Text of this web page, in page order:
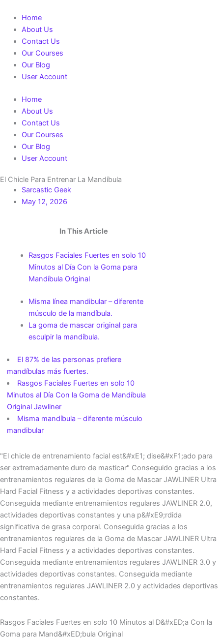
content
Home
About Us
Contact Us
Our Courses
Our Blog
User Account
Home
About Us
Contact Us
Our Courses
Our Blog
User Account
El Chicle Para Entrenar La Mandíbula
Sarcastic Geek
May 12, 2026
In This Article
Rasgos Faciales Fuertes en solo 10
Minutos al Día Con la Goma para
Mandíbula Original
Misma línea mandibular – diferente
músculo de la mandíbula.
La goma de mascar original para
esculpir la mandíbula.
El 87% de las personas prefiere
mandíbulas más fuertes.
Rasgos Faciales Fuertes en solo 10
Minutos al Día Con la Goma de Mandíbula
Original Jawliner
Misma mandíbula – diferente músculo
mandibular
"El chicle de entrenamiento facial est&#xE1; dise&#xF1;ado para
ser extremadamente duro de masticar" Conseguido gracias a los
entrenamientos regulares de la Goma de Mascar JAWLINER Ultra
Hard Facial Fitness y a actividades deportivas constantes.
Conseguida mediante entrenamientos regulares JAWLINER 2.0,
actividades deportivas constantes y una p&#xE9;rdida
significativa de grasa corporal. Conseguida gracias a los
entrenamientos regulares de la Goma de Mascar JAWLINER Ultra
Hard Facial Fitness y a actividades deportivas constantes.
Conseguida mediante entrenamientos regulares JAWLINER 3.0 y
actividades deportivas constantes. Conseguida mediante
entrenamientos regulares JAWLINER 2.0 y actividades deportivas
constantes.
Rasgos Faciales Fuertes en solo 10 Minutos al D&#xED;a Con la
Goma para Mand&#xED;bula Original